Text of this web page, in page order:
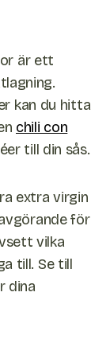
är ett
kan du hitta
chili con
till din sås.
extra virgin
för
vilka
till. Se till
dina